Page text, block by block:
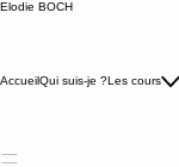
Elodie BOCH
AccueilQui suis-je ?Les cours